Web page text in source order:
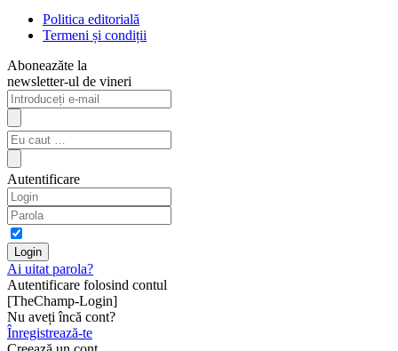
Politica editorială
Termeni și condiții
Aboneazăte la
newsletter-ul de vineri
Autentificare
Ai uitat parola?
Autentificare folosind contul
[TheChamp-Login]
Nu aveți încă cont?
Înregistrează-te